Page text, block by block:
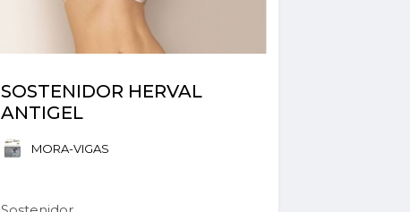
SOSTENIDOR HERVAL
ANTIGEL
MORA-VIGAS